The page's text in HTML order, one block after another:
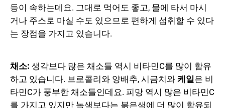
등이 속하는데요. 그대로 먹어도 좋고, 물에 타서 마시
거나 주스로 마실 수도 있으므로 편하게 섭취할 수 있다
는 장점을 가지고 있습니다.
채소: 생각보다 많은 채소들 역시 비타민C를 많이 함유
하고 있습니다. 브로콜리와 양배추, 시금치와 케일은 비
타민C가 풍부한 채소들인데요. 피망 역시 많은 비타민C
를 가지고 있지만 녹색보다는 붉은색에 더 많이 함유되